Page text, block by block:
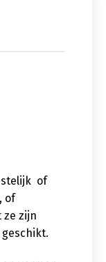
of
of
ze zijn